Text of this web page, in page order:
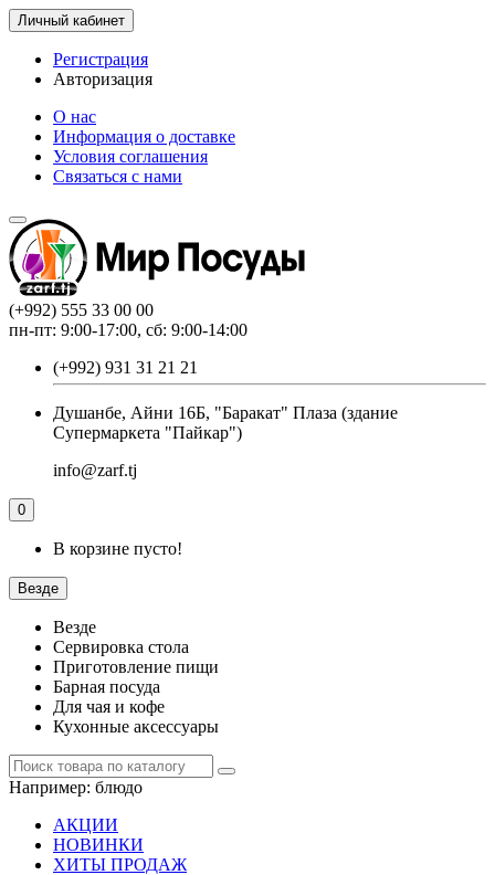
Личный кабинет
Регистрация
Авторизация
О нас
Информация о доставке
Условия соглашения
Связаться с нами
(+992) 555 33 00 00
пн-пт: 9:00-17:00, сб: 9:00-14:00
(+992) 931 31 21 21
Душанбе, Айни 16Б, "Баракат" Плаза (здание
Супермаркета "Пайкар")
info@zarf.tj
0
В корзине пусто!
Везде
Везде
Сервировка стола
Приготовление пищи
Барная посуда
Для чая и кофе
Кухонные аксессуары
Например: блюдо
АКЦИИ
НОВИНКИ
ХИТЫ ПРОДАЖ